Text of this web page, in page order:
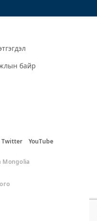
байр
Twitter YouTube
Mongolia